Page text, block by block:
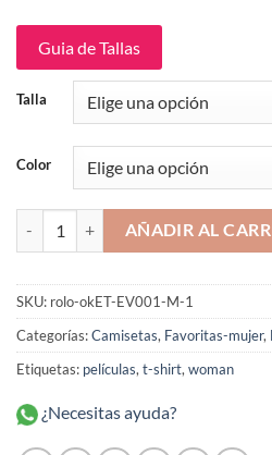
$109,900.
Guia de Tallas
Talla
Color
Van Gogh Girasoles Camiseta Mujer
AÑADIR AL
SKU: rolo-okET-EV001-M-1
Categorías:Camisetas, Favoritas-mujer,
Etiquetas: películas, t-shirt, woman
¿Necesitas ayuda?